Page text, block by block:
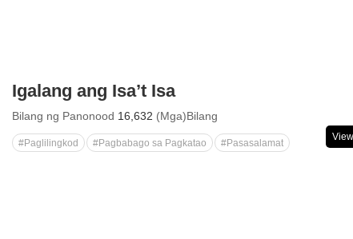
Igalang ang Isa’t Isa
Bilang ng Panonood 16,632 (Mga)Bilang
#Paglilingkod #Pagbabago sa Pagkatao #Pasasalamat